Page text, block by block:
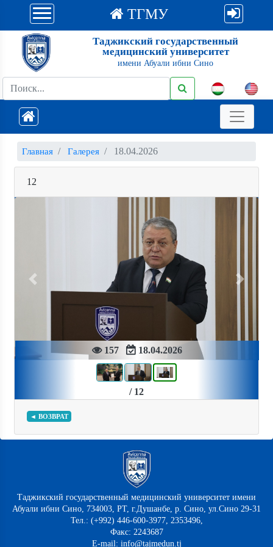
ТГМУ
Таджикский государственный
медицинский университет
имени Абуали ибни Сино
Главная Галерея 18.04.2026
12
157 18.04.2026
Previous Next
/ 12
◄ ВОЗВРАТ
Таджикский государственный медицинский университет имени
Абуали ибни Сино, 734003, РТ, г.Душанбе, р. Сино, ул.Сино 29-31
Тел.: (+992) 446-600-3977, 2353496,
Факс: 2243687
E-mail: info@tajmedun.tj